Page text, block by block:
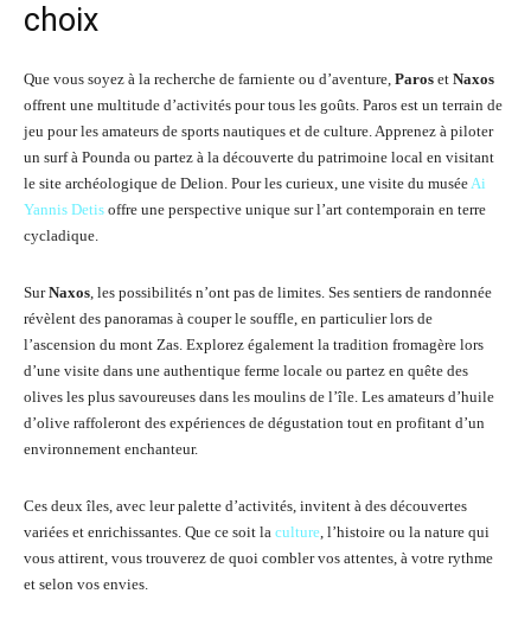
choix
Que vous soyez à la recherche de farniente ou d’aventure, Paros et Naxos
offrent une multitude d’activités pour tous les goûts. Paros est un terrain de
jeu pour les amateurs de sports nautiques et de culture. Apprenez à piloter
un surf à Pounda ou partez à la découverte du patrimoine local en visitant
le site archéologique de Delion. Pour les curieux, une visite du muséeAi
Yannis Detis offre une perspective unique sur l’art contemporain en terre
cycladique.
SurNaxos, les possibilités n’ont pas de limites. Ses sentiers de randonnée
révèlent des panoramas à couper le souffle, en particulier lors de
l’ascension du mont Zas. Explorez également la tradition fromagère lors
d’une visite dans une authentique ferme locale ou partez en quête des
olives les plus savoureuses dans les moulins de l’île. Les amateurs d’huile
d’olive raffoleront des expériences de dégustation tout en profitant d’un
environnement enchanteur.
Ces deux îles, avec leur palette d’activités, invitent à des découvertes
variées et enrichissantes. Que ce soit la culture, l’histoire ou la nature qui
vous attirent, vous trouverez de quoi combler vos attentes, à votre rythme
et selon vos envies.